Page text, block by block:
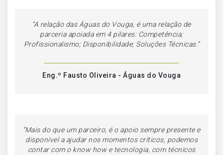
“A relação das Águas do Vouga, é uma relação de
parceria apoiada em 4 pilares: Competência;
Profissionalismo; Disponibilidade; Soluções Técnicas.”
Eng.º Fausto Oliveira - Águas do Vouga
“Mais do que um parceiro, é o apoio sempre presente e
disponível a ajudar nos momentos críticos, podemos
contar com o know how e tecnologia, com técnicos